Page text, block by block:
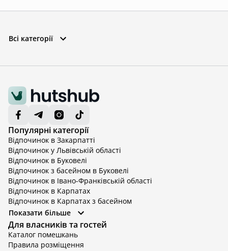
Всі категорії
Популярні категорії
Відпочинок в Закарпатті
Відпочинок у Львівській області
Відпочинок в Буковелі
Відпочинок з басейном в Буковелі
Відпочинок в Івано-Франківській області
Відпочинок в Карпатах
Відпочинок в Карпатах з басейном
Відпочинок в Київській області
Відпочинок в Київській області з басейном
Відпочинок в Тернопільській області
Відпочинок у Вінницькій області
Показати більше
Для власників та гостей
Каталог помешкань
Правила розміщення